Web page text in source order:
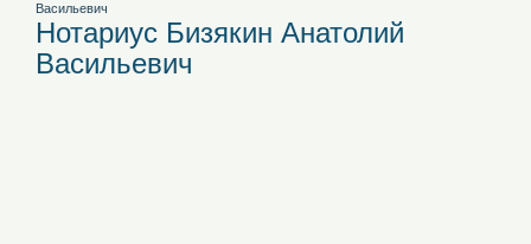
Васильевич
Нотариус Бизякин Анатолий
Васильевич